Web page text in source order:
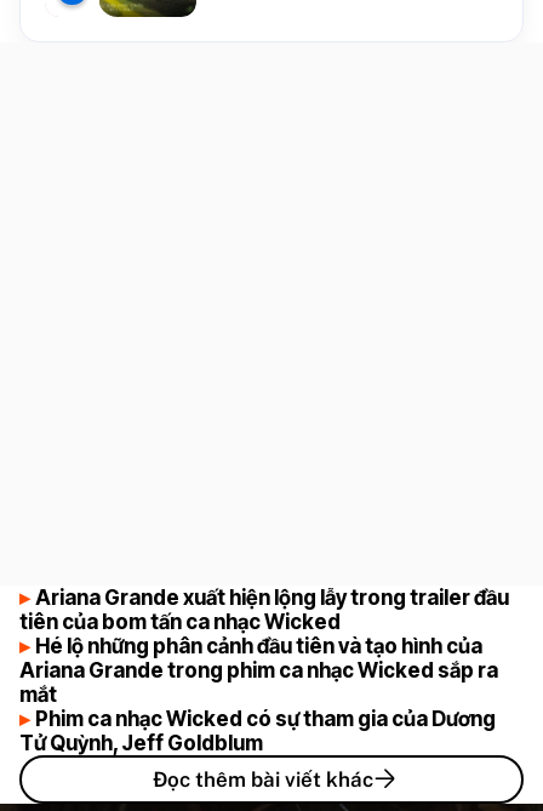
Ariana Grande xuất hiện lộng lẫy trong trailer đầu
tiên của bom tấn ca nhạc Wicked
Hé lộ những phân cảnh đầu tiên và tạo hình của
Ariana Grande trong phim ca nhạc Wicked sắp ra
mắt
Phim ca nhạc Wicked có sự tham gia của Dương
Tử Quỳnh, Jeff Goldblum
Đọc thêm bài viết khác